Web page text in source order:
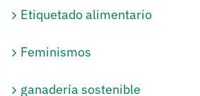
Etiquetado alimentario
Feminismos
ganadería sostenible